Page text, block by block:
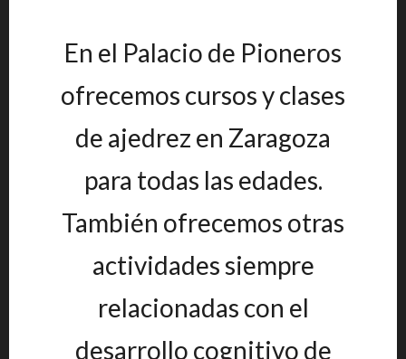
En el Palacio de Pioneros
ofrecemos cursos y clases
de ajedrez en Zaragoza
para todas las edades.
También ofrecemos otras
actividades siempre
relacionadas con el
desarrollo cognitivo de